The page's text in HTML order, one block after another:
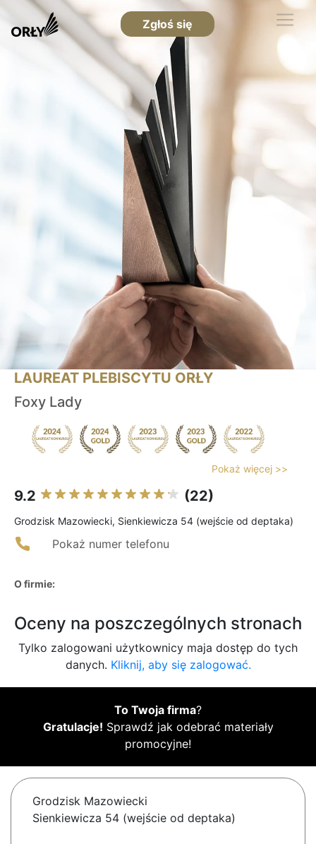
Zgłoś się
LAUREAT PLEBISCYTU ORŁY
Foxy Lady
Pokaż więcej >>
9.2 (22)
Grodzisk Mazowiecki, Sienkiewicza 54 (wejście od deptaka)
Pokaż numer telefonu
O firmie:
Oceny na poszczególnych stronach
Tylko zalogowani użytkownicy maja dostęp do tych
danych. Kliknij, aby się zalogować.
To Twoja firma?
Gratulacje! Sprawdź jak odebrać materiały
promocyjne!
Grodzisk Mazowiecki
Sienkiewicza 54 (wejście od deptaka)